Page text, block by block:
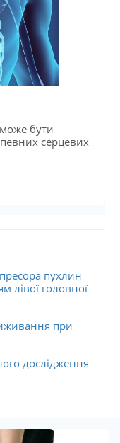
бути
серцевих
пухлин
лівої головної
при
дослідження